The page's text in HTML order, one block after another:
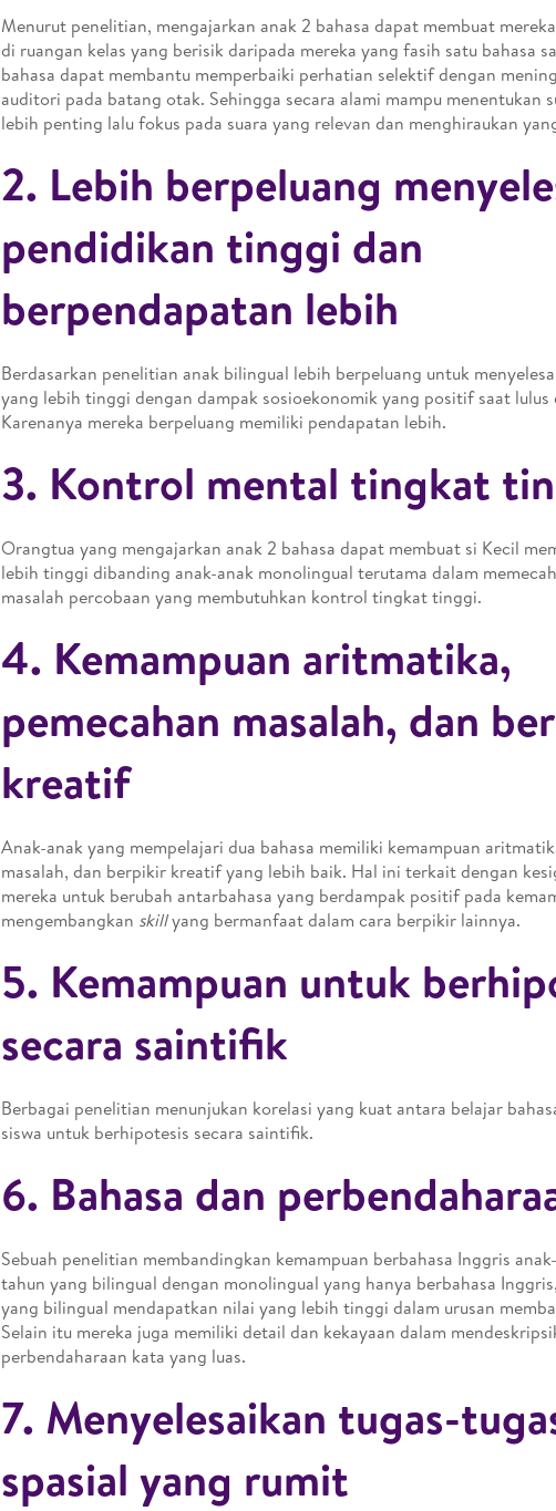
Menurut penelitian, mengajarkan anak 2 bahasa dapat membuat
di ruangan kelas yang berisik daripada mereka yang fasih satu bahasa
bahasa dapat membantu memperbaiki perhatian selektif dengan
auditori pada batang otak. Sehingga secara alami mampu menentukan
lebih penting lalu fokus pada suara yang relevan dan menghiraukan
2. Lebih berpeluang
pendidikan tinggi dan
berpendapatan lebih
Berdasarkan penelitian anak bilingual lebih berpeluang untuk
yang lebih tinggi dengan dampak sosioekonomik yang positif saat lulus
Karenanya mereka berpeluang memiliki pendapatan lebih.
3. Kontrol mental tingkat
Orangtua yang mengajarkan anak 2 bahasa dapat membuat si Kecil
lebih tinggi dibanding anak-anak monolingual terutama dalam
masalah percobaan yang membutuhkan kontrol tingkat tinggi.
4. Kemampuan aritmatika,
pemecahan masalah, dan
kreatif
Anak-anak yang mempelajari dua bahasa memiliki kemampuan
masalah, dan berpikir kreatif yang lebih baik. Hal ini terkait dengan
mereka untuk berubah antarbahasa yang berdampak positif pada
mengembangkan skillyang bermanfaat dalam cara berpikir lainnya.
5. Kemampuan untuk
secara saintifik
Berbagai penelitian menunjukan korelasi yang kuat antara belajar
siswa untuk berhipotesis secara saintifik.
6. Bahasa dan
Sebuah penelitian membandingkan kemampuan berbahasa Inggris
tahun yang bilingual dengan monolingual yang hanya berbahasa
yang bilingual mendapatkan nilai yang lebih tinggi dalam urusan
Selain itu mereka juga memiliki detail dan kekayaan dalam
perbendaharaan kata yang luas.
7. Menyelesaikan tugas-
spasial yang rumit